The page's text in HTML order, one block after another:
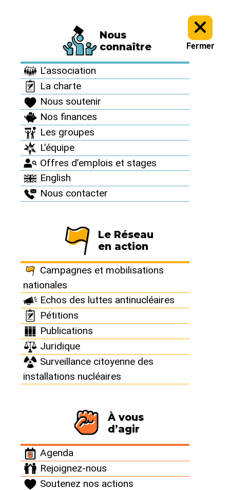
Nous
connaître
L’association
La charte
Nous soutenir
Nos finances
Les groupes
L’équipe
Offres d’emplois et stages
English
Nous contacter
Le Réseau
en action
Campagnes et mobilisations
nationales
Echos des luttes antinucléaires
Pétitions
Publications
Juridique
Surveillance citoyenne des
installations nucléaires
À vous
d’agir
Agenda
Rejoignez-nous
Soutenez nos actions
Fermer
Informez vous > Thèmes >
Habitat écologique
<< Alternatives et sortie du
nucléaire
"Coup de chaud sur les inégalités" :
s’attaquer aux inégalités climatiques
par le jeu